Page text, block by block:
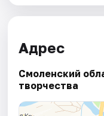
Адрес
Смоленский
творчества